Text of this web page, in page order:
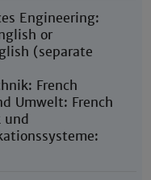
Engineering:
or
(separate
French
Umwelt: French
und